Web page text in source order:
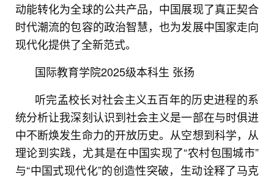
动能转化为全球的公共产品，中国展现了真正契合
时代潮流的包容的政治智慧，也为发展中国家走向
现代化提供了全新范式。
国际教育学院2025级本科生 张扬
听完孟校长对社会主义五百年的历史进程的系
统分析让我深刻认识到社会主义是一部在与时俱进
中不断焕发生命力的开放历史。从空想到科学，从
理论到实践，尤其是在中国实现了“农村包围城市”
与“中国式现代化”的创造性突破，生动诠释了马克